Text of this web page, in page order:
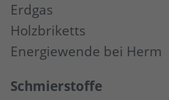
Erdgas
Holzbriketts
Energiewende bei Herm
Schmierstoffe